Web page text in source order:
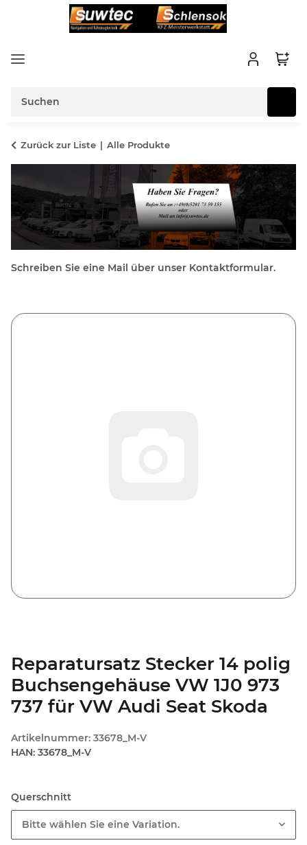
Zurück zur Liste Alle Produkte
Schreiben Sie eine Mail über unser Kontaktformular.
Reparatursatz Stecker 14 polig
Buchsengehäuse VW 1J0 973
737 für VW Audi Seat Skoda
Artikelnummer: 33678_M-V
HAN: 33678_M-V
Querschnitt
Bitte wählen Sie eine Variation.